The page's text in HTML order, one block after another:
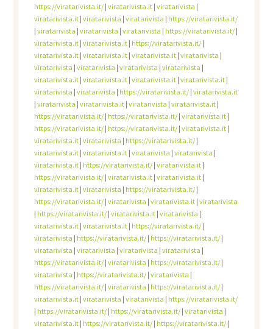
https://viratarivista.it/| viratarivista.it| viratarivista |
viratarivista.it| viratarivista | viratarivista | https://viratarivista.it/
| viratarivista | viratarivista | viratarivista | https://viratarivista.it/|
viratarivista.it| viratarivista.it| https://viratarivista.it/|
viratarivista.it| viratarivista.it| viratarivista.it| viratarivista |
viratarivista | viratarivista | viratarivista | viratarivista |
viratarivista.it| viratarivista.it| viratarivista.it| viratarivista.it|
viratarivista | viratarivista | https://viratarivista.it/| viratarivista.it
| viratarivista | viratarivista.it| viratarivista | viratarivista.it|
https://viratarivista.it/| https://viratarivista.it/| viratarivista.it|
https://viratarivista.it/| https://viratarivista.it/| viratarivista.it|
viratarivista.it| viratarivista | https://viratarivista.it/|
viratarivista.it| viratarivista.it| viratarivista | viratarivista |
viratarivista.it| https://viratarivista.it/| viratarivista.it|
https://viratarivista.it/| viratarivista.it| viratarivista.it|
viratarivista.it| viratarivista | https://viratarivista.it/|
https://viratarivista.it/| viratarivista | viratarivista.it| viratarivista
| https://viratarivista.it/| viratarivista.it| viratarivista |
viratarivista.it| viratarivista.it| https://viratarivista.it/|
viratarivista | https://viratarivista.it/| https://viratarivista.it/|
viratarivista | viratarivista | viratarivista | viratarivista |
https://viratarivista.it/| viratarivista | https://viratarivista.it/|
viratarivista | https://viratarivista.it/| viratarivista |
https://viratarivista.it/| viratarivista | https://viratarivista.it/|
viratarivista.it| viratarivista | viratarivista | https://viratarivista.it/
| https://viratarivista.it/| https://viratarivista.it/| viratarivista |
viratarivista.it| https://viratarivista.it/| https://viratarivista.it/|